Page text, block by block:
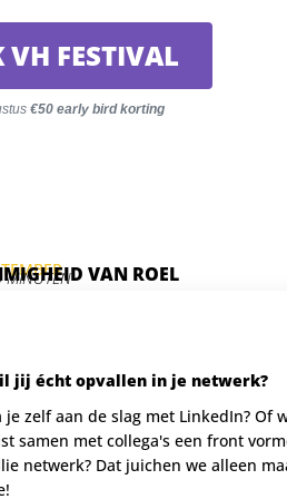
VH FESTIVAL
€50 early bird korting
VAN ROEL
MINUTEN
jij écht opvallen in je netwerk?
je zelf aan de slag met LinkedIn? Of
samen met collega's een front
netwerk? Dat juichen we alleen